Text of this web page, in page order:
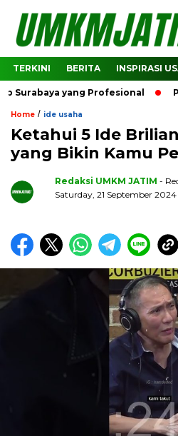
TERKINI BERITA INSPIRASI
yang Profesional Prediksi
Home / ide usaha
Ketahui 5 Ide
yang Bikin Kamu
Redaksi UMKM JATIM -
Saturday, 21 September 2024